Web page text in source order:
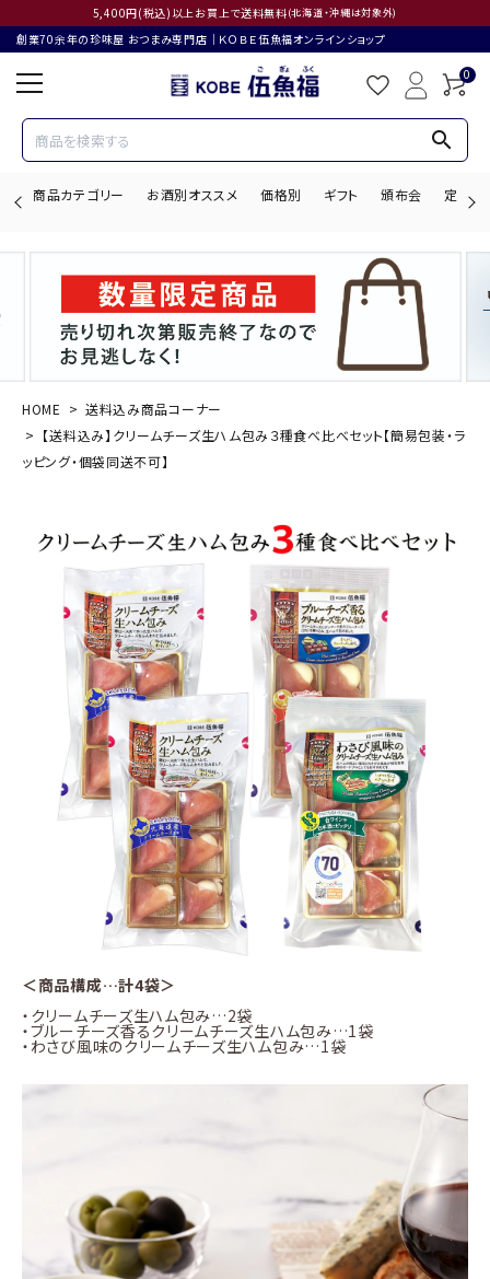
5,400円(税込)以上お買上で送料無料(北海道・沖縄は対象外)
創業70余年の珍味屋 おつまみ専門店│ＫＯＢＥ伍魚福オンラインショップ
0
search
商品カテゴリー お酒別オススメ 価格別 ギフト 頒布会 定期購
search
ACCOUNT MENU
ログイン
お酒別オススメ
価格別
お問い合わせ
ご利用ガイド
直営店
HOME
送料込み商品コーナー
【送料込み】クリームチーズ生ハム包み３種食べ比べセット【簡易包装・ラ
ッピング・個袋同送不可】
＜商品構成…計4袋＞
・クリームチーズ生ハム包み…2袋
・ブルーチーズ香るクリームチーズ生ハム包み…1袋
・わさび風味のクリームチーズ生ハム包み…1袋